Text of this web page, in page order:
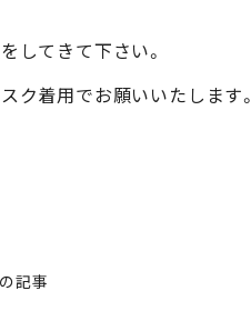
してきて下さい。
ク着用でお願いいたします。
記事